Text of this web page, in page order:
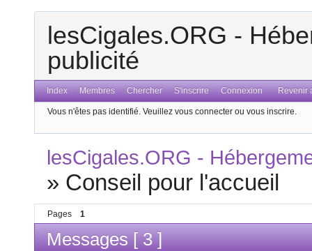
lesCigales.ORG -
publicité
Index Membres Chercher S'inscrire Connexion Revenir
Vous n'êtes pas identifié. Veuillez vous connecter ou vous inscrire.
lesCigales.ORG -
» Conseil pour l'accueil
Pages 1
Messages [ 3 ]